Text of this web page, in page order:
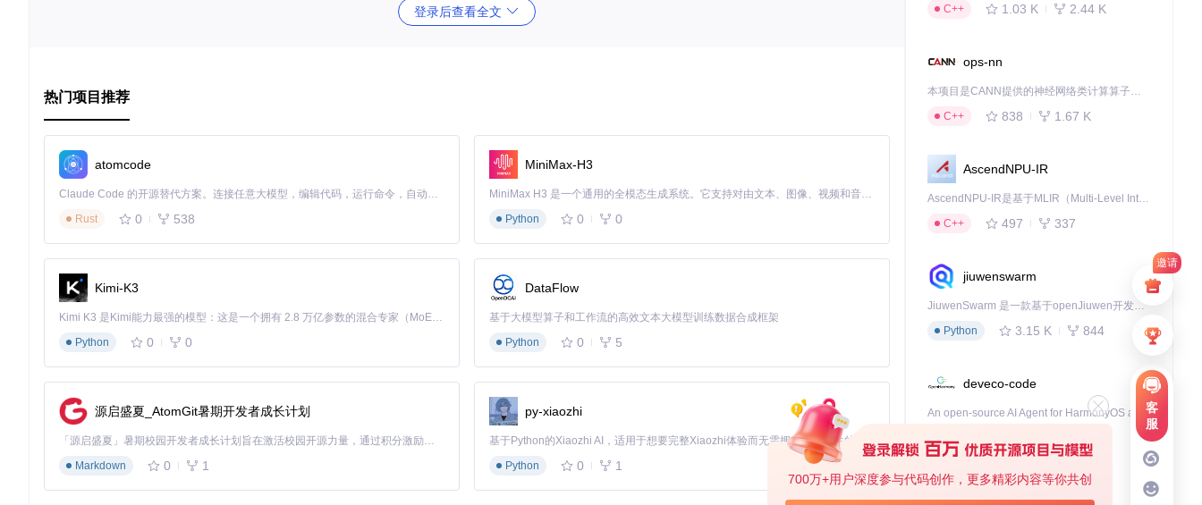
邀请
客
服
700万+用户深度参与代码创作，更多精彩内容等你共创
快速上手
安装
创建简单的index.js脚本和foo.shader.js着色器模块。
使用 shader-reload-cli
shader-reload是一个强大的工具，旨在提升WebGL开发者的工作效率。立即加入并体验无间断的着色器编程之旅吧！
登录后查看全文
热门项目推荐
atomcode
Claude Code 的开源替代方案。连接任意大模型，编辑代码，运行命令，自动验证 — 全自动执行。用 Rust 构建，极致性能。 ｜ An open-source alternative to Claude Code. Connect any LLM, edit code, run commands, and verify changes — autonomously. Built in Rust for speed. Get Started
Rust
0 538
MiniMax-H3
MiniMax H3 是一个通用的全模态生成系统。它支持对由文本、图像、视频和音频组成的多模态上下文进行统一理解，并能生成分辨率高达 2K、时长可达 15 秒的带原生立体声音频的视频。得益于面向任务泛化的系统设计，H3 在预训练阶段就已具备广泛的多模态上下文理解与生成能力，能够出色地执行复杂的多模态指令。
Python
0 0
Kimi-K3
Kimi K3 是Kimi能力最强的模型：这是一个拥有 2.8 万亿参数的混合专家（MoE）模型，具备原生视觉理解能力，并支持 100 万 token 的上下文窗口。
Python
0 0
DataFlow
基于大模型算子和工作流的高效文本大模型训练数据合成框架
Python
0 5
源启盛夏_AtomGit暑期开发者成长计划
「源启盛夏」暑期校园开发者成长计划旨在激活校园开源力量，通过积分激励、认证扶持、资源倾斜等形式，引导高校组织和开发者完成「入驻 — 建项目 — 做贡献 — 获认证 — 得资源」的完整闭环。无论你是想带领社团入驻平台的组织者，还是希望用代码贡献证明自己的开发者，都能在这里找到属于你的成长路径。
Markdown
0 1
py-xiaozhi
基于Python的Xiaozhi AI，适用于想要完整Xiaozhi体验而无需拥有专用硬件的用户。
Python
0 1
C++
1.03 K 2.44 K
ops-nn
本项目是CANN提供的神经网络类计算算子库，实现网络在NPU上加速计算。
C++
838 1.67 K
AscendNPU-IR
AscendNPU-IR是基于MLIR（Multi-Level Intermediate Representation）构建的，面向昇腾亲和算子编译时使用的中间表示，提供昇腾完备表达能力，通过编译优化提升昇腾AI处理器计算效率，支持通过生态框架使能昇腾AI处理器与深度调优
C++
497 337
jiuwenswarm
JiuwenSwarm 是一款基于openJiuwen开发的智能AI Agent，它能够将大语言模型的强大能力，通过你日常使用的各类通讯应用，直接延伸至你的指尖。
Python
3.15 K 844
deveco-code
An open-source AI Agent for HarmonyOS applcation development.
TypeScript
cann-learning-hub